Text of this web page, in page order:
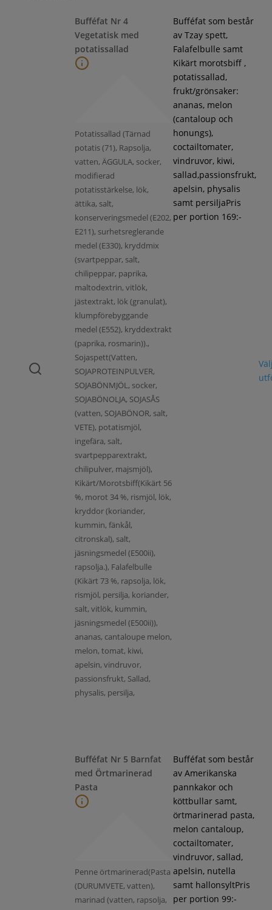
Bufféfat Nr 4
Vegetatisk med
potatissallad
Potatissallad (Tärnad
potatis (71), Rapsolja,
vatten, ÄGGULA, socker,
modifierad
potatisstärkelse, lök,
ättika, salt,
konserveringsmedel (E202,
E211), surhetsreglerande
medel (E330), kryddmix
(svartpeppar, salt,
chilipeppar, paprika,
maltodextrin, vitlök,
jästextrakt, lök (granulat),
klumpförebyggande
medel (E552), kryddextrakt
(paprika, rosmarin)).,
Sojaspett(Vatten,
SOJAPROTEINPULVER,
SOJABÖNMJÖL, socker,
SOJABÖNOLJA, SOJASÅS
(vatten, SOJABÖNOR, salt,
VETE), potatismjöl,
ingefära, salt,
svartpepparextrakt,
chilipulver, majsmjöl),
Kikärt/Morotsbiff(Kikärt 56
%, morot 34 %, rismjöl, lök,
kryddor (koriander,
kummin, fänkål,
citronskal), salt,
jäsningsmedel (E500ii),
rapsolja.), Falafelbulle
(Kikärt 73 %, rapsolja, lök,
rismjöl, persilja, koriander,
salt, vitlök, kummin,
jäsningsmedel (E500ii)),
ananas, cantaloupe melon,
melon, tomat, kiwi,
apelsin, vindruvor,
passionsfrukt, Sallad,
physalis, persilja,
Bufféfat som består
av Tzay spett,
Falafelbulle samt
Kikärt morotsbiff ,
potatissallad,
frukt/grönsaker:
ananas, melon
(cantaloup och
honungs),
coctailtomater,
vindruvor, kiwi,
sallad,passionsfrukt,
apelsin, physalis
samt persiljaPris
per portion 169:-
Bufféfat Nr 5 Barnfat
med Örtmarinerad
Pasta
Penne örtmarinerad(Pasta
(DURUMVETE, vatten),
marinad (vatten, rapsolja,
Bufféfat som består
av Amerikanska
pannkakor och
köttbullar samt,
örtmarinerad pasta,
melon cantaloup,
coctailtomater,
vindruvor, sallad,
apelsin, nutella
samt hallonsyltPris
per portion 99:-